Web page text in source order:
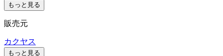
もっと見る
販売元
カクヤス
もっと見る